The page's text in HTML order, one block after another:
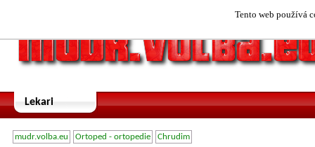
Tento web používá
Lekari
mudr.volba.eu Ortoped - ortopedie Chrudim